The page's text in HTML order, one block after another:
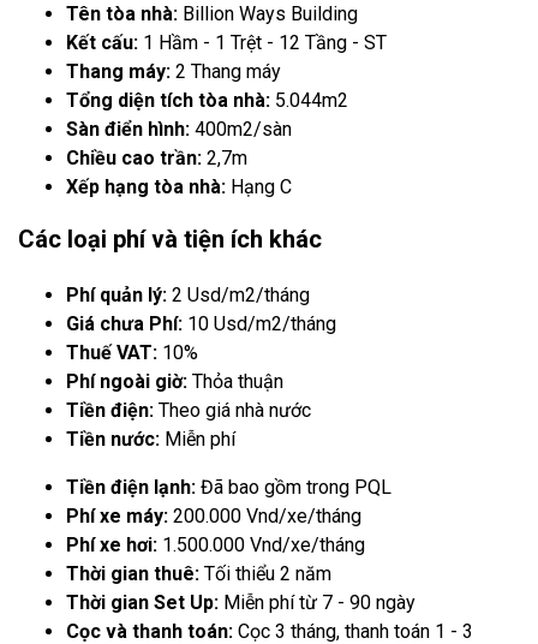
Tên tòa nhà: Billion Ways Building
Kết cấu: 1 Hầm - 1 Trệt - 12 Tầng - ST
Thang máy: 2 Thang máy
Tổng diện tích tòa nhà: 5.044m2
Sàn điển hình: 400m2/sàn
Chiều cao trần: 2,7m
Xếp hạng tòa nhà: Hạng C
Các loại phí và tiện ích khác
Phí quản lý: 2 Usd/m2/tháng
Giá chưa Phí: 10 Usd/m2/tháng
Thuế VAT: 10%
Phí ngoài giờ: Thỏa thuận
Tiền điện: Theo giá nhà nước
Tiền nước: Miễn phí
Tiền điện lạnh: Đã bao gồm trong PQL
Phí xe máy: 200.000 Vnd/xe/tháng
Phí xe hơi: 1.500.000 Vnd/xe/tháng
Thời gian thuê: Tối thiểu 2 năm
Thời gian Set Up: Miễn phí từ 7 - 90 ngày
Cọc và thanh toán: Cọc 3 tháng, thanh toán 1 - 3